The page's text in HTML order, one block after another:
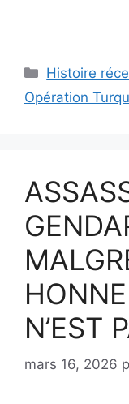
Catégories
Histoire
Opération
N’EST
mars 16, 2026